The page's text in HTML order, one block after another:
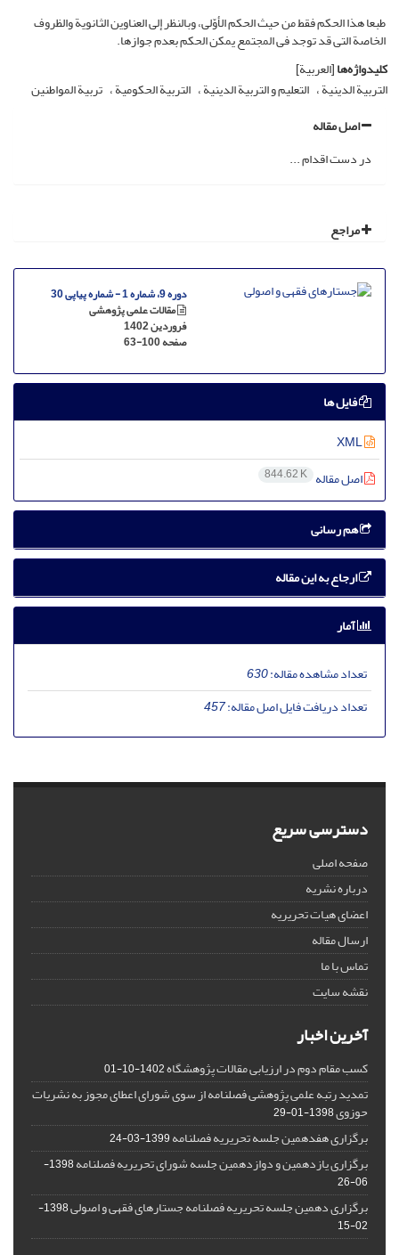
طبعا هذا الحکم فقط من حیث الحکم الأوّلی، وبالنظر إلى العناوین الثانویة والظروف
الخاصة التی قد توجد فی المجتمع یمکن الحکم بعدم جوازها.
کلیدواژه‌ها[العربیة]
التربیة الدینیة التعلیم و التربیة الدینیة التربیة الحکومیة تربیة المواطنین
اصل مقاله
در دست اقدام ...
مراجع
دوره 9، شماره 1 - شماره پیاپی 30
مقالات علمی پژوهشی
فروردین 1402
صفحه63-100
فایل ها
اصل مقاله 844.62 K
هم رسانی
ارجاع به این مقاله
آمار
تعداد مشاهده مقاله:630
تعداد دریافت فایل اصل مقاله:457
دسترسی سریع
صفحه اصلی
درباره نشریه
اعضای هیات تحریریه
ارسال مقاله
تماس با ما
نقشه سایت
آخرین اخبار
کسب مقام دوم در ارزیابی مقالات پژوهشگاه1402-10-01
تمدید رتبه علمی پژوهشی فصلنامه از سوی شورای اعطای مجوز به نشریات
حوزوی1398-01-29
برگزاری هفدهمین جلسه تحریریه فصلنامه1399-03-24
برگزاری یازدهمین و دوازدهمین جلسه شورای تحریریه فصلنامه
1398-
06-26
برگزاری دهمین جلسه تحریریه فصلنامه جستارهای فقهی و اصولی
1398-
02-15